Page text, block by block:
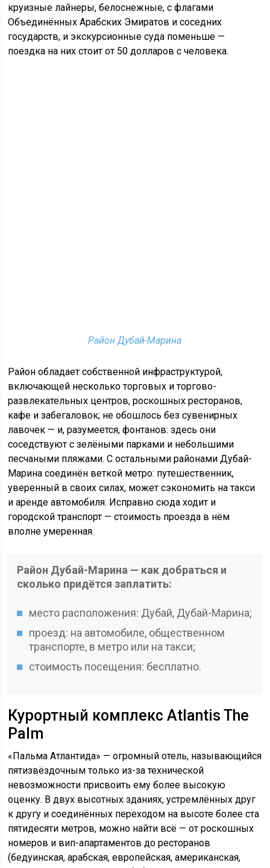
круизные лайнеры, белоснежные, с флагами
Объединённых Арабских Эмиратов и соседних
государств, и экскурсионные суда поменьше —
поездка на них стоит от 50 долларов с человека.
Район Дубай-Марина
Район обладает собственной инфраструктурой,
включающей несколько торговых и торгово-
развлекательных центров, роскошных ресторанов,
кафе и забегаловок; не обошлось без сувенирных
лавочек — и, разумеется, фонтанов: здесь они
соседствуют с зелёными парками и небольшими
песчаными пляжами. С остальными районами Дубай-
Марина соединён веткой метро: путешественник,
уверенный в своих силах, может сэкономить на такси
и аренде автомобиля. Исправно сюда ходит и
городской транспорт — стоимость проезда в нём
вполне умеренная.
Район Дубай-Марина — как добраться и
сколько придётся заплатить:
место расположения: Дубай, Дубай-Марина;
проезд: на автомобиле, общественном
транспорте, в метро или на такси;
стоимость посещения: бесплатно.
Курортный комплекс Atlantis The
Palm
«Пальма Атлантида» — огромный отель, называющийся
пятизвёздочным только из-за технической
невозможности присвоить ему более высокую
оценку. В двух высотных зданиях, устремлённых друг
к другу и соединённых переходом на высоте более ста
пятидесяти метров, можно найти всё — от роскошных
номеров и вип-апартаментов до ресторанов
(бедуинская, арабская, европейская, американская,